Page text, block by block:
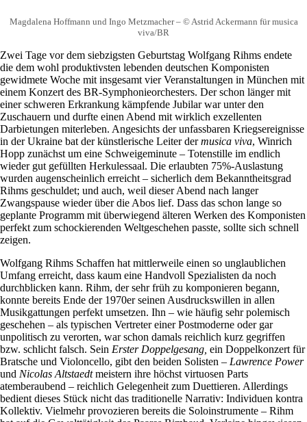
Magdalena Hoffmann und Ingo Metzmacher – © Astrid Ackermann für musica
viva/BR
Zwei Tage vor dem siebzigsten Geburtstag Wolfgang Rihms endete
die dem wohl produktivsten lebenden deutschen Komponisten
gewidmete Woche mit insgesamt vier Veranstaltungen in München mit
einem Konzert des BR-Symphonieorchesters. Der schon länger mit
einer schweren Erkrankung kämpfende Jubilar war unter den
Zuschauern und durfte einen Abend mit wirklich exzellenten
Darbietungen miterleben. Angesichts der unfassbaren Kriegsereignisse
in der Ukraine bat der künstlerische Leiter dermusica viva, Winrich
Hopp zunächst um eine Schweigeminute – Totenstille im endlich
wieder gut gefüllten Herkulessaal. Die erlaubten 75%-Auslastung
wurden augenscheinlich erreicht – sicherlich dem Bekanntheitsgrad
Rihms geschuldet; und auch, weil dieser Abend nach langer
Zwangspause wieder über die Abos lief. Dass das schon lange so
geplante Programm mit überwiegend älteren Werken des Komponisten
perfekt zum schockierenden Weltgeschehen passte, sollte sich schnell
zeigen.
Wolfgang Rihms Schaffen hat mittlerweile einen so unglaublichen
Umfang erreicht, dass kaum eine Handvoll Spezialisten da noch
durchblicken kann. Rihm, der sehr früh zu komponieren begann,
konnte bereits Ende der 1970er seinen Ausdruckswillen in allen
Musikgattungen perfekt umsetzen. Ihn – wie häufig sehr polemisch
geschehen – als typischen Vertreter einer Postmoderne oder gar
unpolitisch zu verorten, war schon damals reichlich kurz gegriffen
bzw. schlicht falsch. Sein Erster Doppelgesang, ein Doppelkonzert für
Bratsche und Violoncello, gibt den beiden Solisten – Lawrence Power
und Nicolas Altstaedtmeistern ihre höchst virtuosen Parts
atemberaubend – reichlich Gelegenheit zum Duettieren. Allerdings
bedient dieses Stück nicht das traditionelle Narrativ: Individuen kontra
Kollektiv. Vielmehr provozieren bereits die Soloinstrumente – Rihm